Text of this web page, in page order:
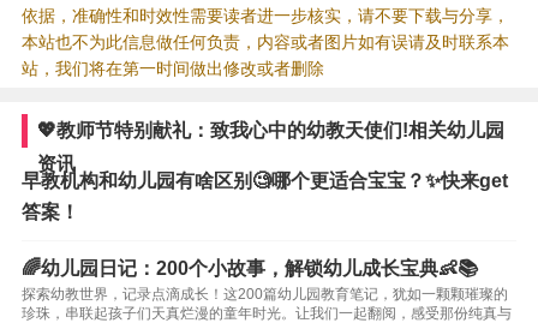
依据，准确性和时效性需要读者进一步核实，请不要下载与分享，
本站也不为此信息做任何负责，内容或者图片如有误请及时联系本
站，我们将在第一时间做出修改或者删除
💖教师节特别献礼：致我心中的幼教天使们!相关幼儿园
资讯
早教机构和幼儿园有啥区别🧐哪个更适合宝宝？✨快来get
答案！
🌈幼儿园日记：200个小故事，解锁幼儿成长宝典👶📚
探索幼教世界，记录点滴成长！这200篇幼儿园教育笔记，犹如一颗颗璀璨的
珍珠，串联起孩子们天真烂漫的童年时光。让我们一起翻阅，感受那份纯真与